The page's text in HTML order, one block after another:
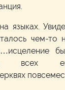
языках.
чем-то